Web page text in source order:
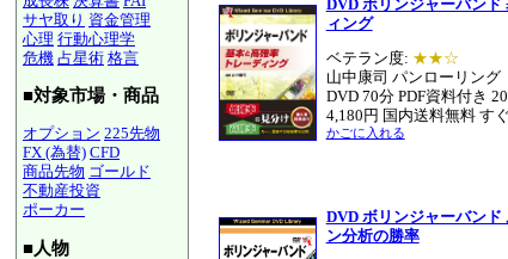
サヤ取り 資金管理
心理 行動心理学
危機 占星術 格言
■対象市場・商品
オプション 225先物
FX (為替) CFD
商品先物 ゴールド
不動産投資
ポーカー
■人物
DVD ボリンジャーバン
ィング
ベテラン度: ★★☆
山中康司 パンローリング
DVD 70分 PDF資料付き
4,180円 国内送料無料 す
かごに入れる
DVD ボリンジャーバン
ン分析の勝率